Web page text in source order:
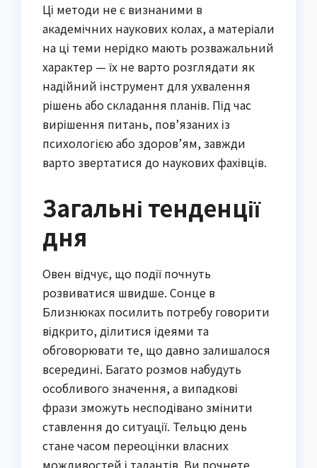
Ці методи не є визнаними в
академічних наукових колах, а матеріали
на ці теми нерідко мають розважальний
характер — їх не варто розглядати як
надійний інструмент для ухвалення
рішень або складання планів. Під час
вирішення питань, пов’язаних із
психологією або здоров’ям, завжди
варто звертатися до наукових фахівців.
Загальні тенденції
дня
Овен відчує, що події почнуть
розвиватися швидше. Сонце в
Близнюках посилить потребу говорити
відкрито, ділитися ідеями та
обговорювати те, що давно залишалося
всередині. Багато розмов набудуть
особливого значення, а випадкові
фрази зможуть несподівано змінити
ставлення до ситуації. Тельцю день
стане часом переоцінки власних